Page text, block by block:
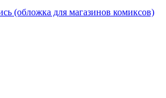
(обложка для магазинов комиксов)